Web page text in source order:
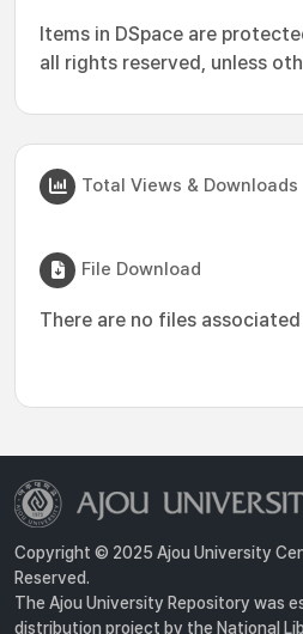
Items in DSpace are
all rights reserved, unless
Total Views & Downloads
File Download
There are no files
Copyright © 2025 Ajou University
Reserved.
The Ajou University Repository was
distribution project by the National